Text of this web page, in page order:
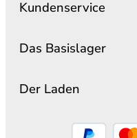
Kundenservice
Das Basislager
Der Laden